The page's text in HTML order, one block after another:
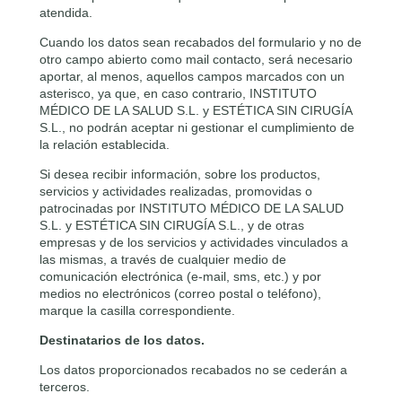
atendida.
Cuando los datos sean recabados del formulario y no de
otro campo abierto como mail contacto, será necesario
aportar, al menos, aquellos campos marcados con un
asterisco, ya que, en caso contrario, INSTITUTO
MÉDICO DE LA SALUD S.L. y ESTÉTICA SIN CIRUGÍA
S.L., no podrán aceptar ni gestionar el cumplimiento de
la relación establecida.
Si desea recibir información, sobre los productos,
servicios y actividades realizadas, promovidas o
patrocinadas por INSTITUTO MÉDICO DE LA SALUD
S.L. y ESTÉTICA SIN CIRUGÍA S.L., y de otras
empresas y de los servicios y actividades vinculados a
las mismas, a través de cualquier medio de
comunicación electrónica (e-mail, sms, etc.) y por
medios no electrónicos (correo postal o teléfono),
marque la casilla correspondiente.
Destinatarios de los datos.
Los datos proporcionados recabados no se cederán a
terceros.